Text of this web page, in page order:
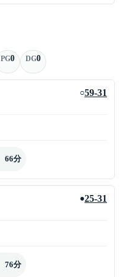
PG0 DG0
○59-31
66分
●25-31
76分